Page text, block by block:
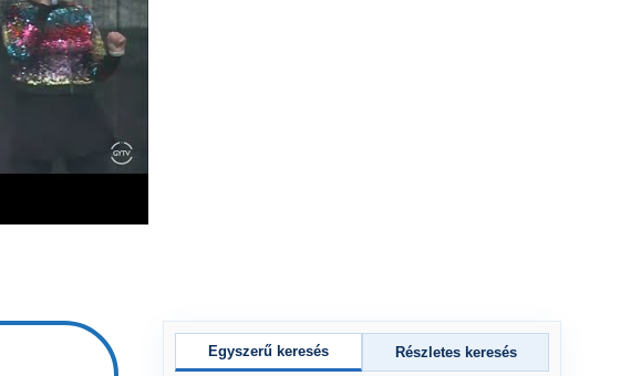
Egyszerű keresés Részletes keresés